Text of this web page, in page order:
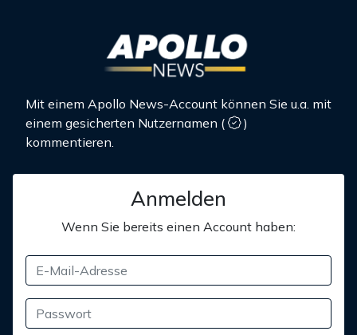
Mit einem Apollo News-Account können Sie u.a. mit
einem gesicherten Nutzernamen (
)
kommentieren.
Anmelden
Wenn Sie bereits einen Account haben: